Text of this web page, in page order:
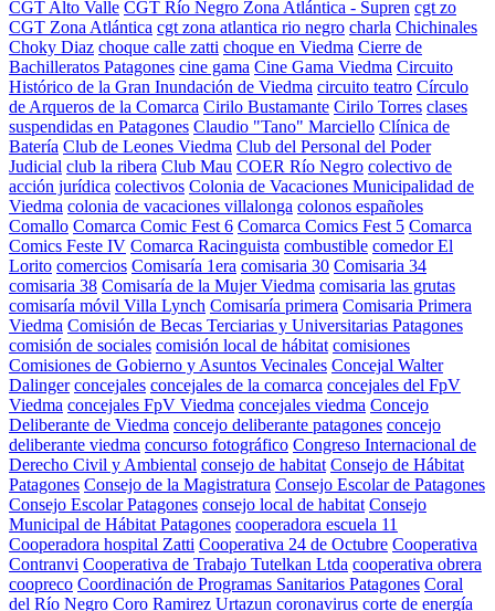
CGT Alto Valle CGT Río Negro Zona Atlántica - Supren cgt zo
CGT Zona Atlántica cgt zona atlantica rio negro charla Chichinales
Choky Diaz choque calle zatti choque en Viedma Cierre de
Bachilleratos Patagones cine gama Cine Gama Viedma Circuito
Histórico de la Gran Inundación de Viedma circuito teatro Círculo
de Arqueros de la Comarca Cirilo Bustamante Cirilo Torres clases
suspendidas en Patagones Claudio "Tano" Marciello Clínica de
Batería Club de Leones Viedma Club del Personal del Poder
Judicial club la ribera Club Mau COER Río Negro colectivo de
acción jurídica colectivos Colonia de Vacaciones Municipalidad de
Viedma colonia de vacaciones villalonga colonos españoles
Comallo Comarca Comic Fest 6 Comarca Comics Fest 5 Comarca
Comics Feste IV Comarca Racinguista combustible comedor El
Lorito comercios Comisaría 1era comisaria 30 Comisaria 34
comisaria 38 Comisaría de la Mujer Viedma comisaria las grutas
comisaría móvil Villa Lynch Comisaría primera Comisaria Primera
Viedma Comisión de Becas Terciarias y Universitarias Patagones
comisión de sociales comisión local de hábitat comisiones
Comisiones de Gobierno y Asuntos Vecinales Concejal Walter
Dalinger concejales concejales de la comarca concejales del FpV
Viedma concejales FpV Viedma concejales viedma Concejo
Deliberante de Viedma concejo deliberante patagones concejo
deliberante viedma concurso fotográfico Congreso Internacional de
Derecho Civil y Ambiental consejo de habitat Consejo de Hábitat
Patagones Consejo de la Magistratura Consejo Escolar de Patagones
Consejo Escolar Patagones consejo local de habitat Consejo
Municipal de Hábitat Patagones cooperadora escuela 11
Cooperadora hospital Zatti Cooperativa 24 de Octubre Cooperativa
Contranvi Cooperativa de Trabajo Tutelkan Ltda cooperativa obrera
coopreco Coordinación de Programas Sanitarios Patagones Coral
del Río Negro Coro Ramirez Urtazun coronavirus corte de energía